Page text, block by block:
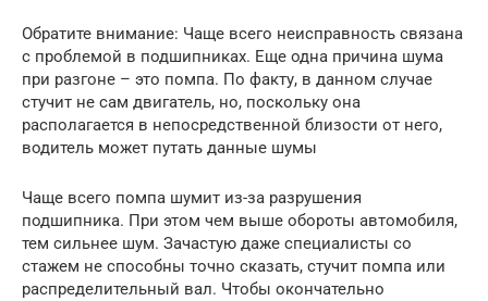
Обратите внимание: Чаще всего неисправность связана
с проблемой в подшипниках. Еще одна причина шума
при разгоне – это помпа. По факту, в данном случае
стучит не сам двигатель, но, поскольку она
располагается в непосредственной близости от него,
водитель может путать данные шумы
Чаще всего помпа шумит из-за разрушения
подшипника. При этом чем выше обороты автомобиля,
тем сильнее шум. Зачастую даже специалисты со
стажем не способны точно сказать, стучит помпа или
распределительный вал. Чтобы окончательно